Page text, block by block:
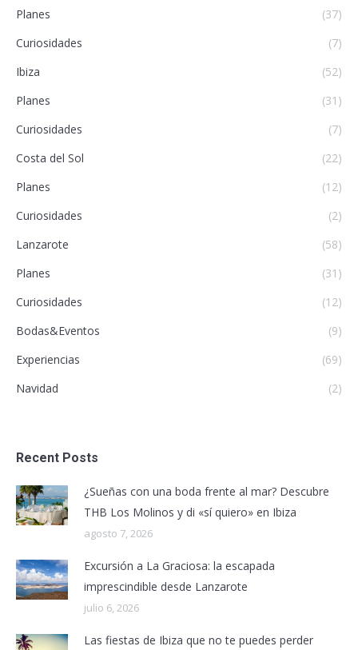
Planes
(37)
Curiosidades
(7)
Ibiza
(52)
Planes
(31)
Curiosidades
(7)
Costa del Sol
(22)
Planes
(12)
Curiosidades
(2)
Lanzarote
(58)
Planes
(31)
Curiosidades
(12)
Bodas&Eventos
(9)
Experiencias
(69)
Navidad
(2)
Recent Posts
¿Sueñas con una boda frente al mar? Descubre
THB Los Molinos y di «sí quiero» en Ibiza
agosto 7, 2026
Excursión a La Graciosa: la escapada
imprescindible desde Lanzarote
julio 6, 2026
Las fiestas de Ibiza que no te puedes perder